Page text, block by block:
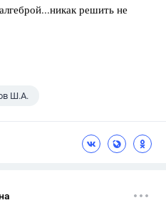
решить не
Ш.А.